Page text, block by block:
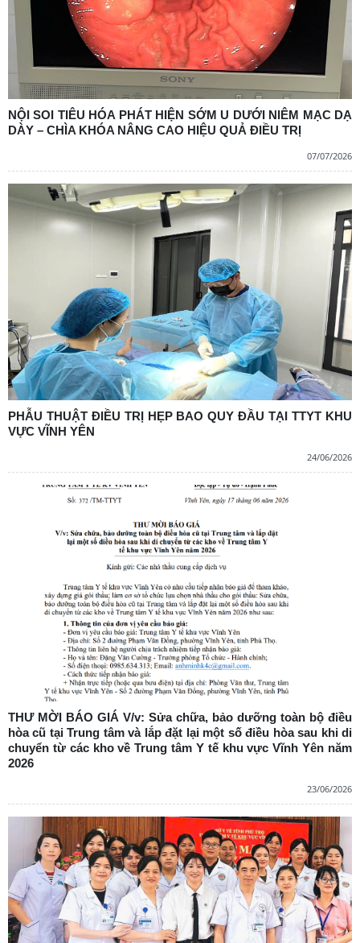
07/07/2026
NỘI SOI TIÊU HÓA PHÁT HIỆN SỚM U DƯỚI NIÊM MẠC DẠ
DÀY – CHÌA KHÓA NÂNG CAO HIỆU QUẢ ĐIỀU TRỊ
24/06/2026
PHẪU THUẬT ĐIỀU TRỊ HẸP BAO QUY ĐẦU TẠI TTYT KHU
VỰC VĨNH YÊN
23/06/2026
THƯ MỜI BÁO GIÁ V/v: Sửa chữa, bảo dưỡng toàn bộ điều
hòa cũ tại Trung tâm và lắp đặt lại một số điều hòa sau khi di
chuyển từ các kho về Trung tâm Y tế khu vực Vĩnh Yên năm
2026